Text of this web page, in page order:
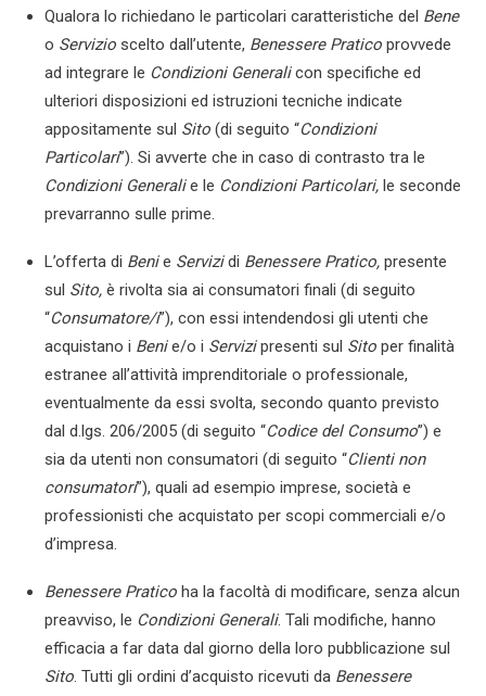
Qualora lo richiedano le particolari caratteristiche del Bene
o Servizio scelto dall’utente, Benessere Pratico provvede
ad integrare le Condizioni Generalicon specifiche ed
ulteriori disposizioni ed istruzioni tecniche indicate
appositamente sul Sito (di seguito “Condizioni
Particolari”). Si avverte che in caso di contrasto tra le
Condizioni Generalie le Condizioni Particolari, le seconde
prevarranno sulle prime.
L’offerta di Benie Servizidi Benessere Pratico, presente
sul Sito, è rivolta sia ai consumatori finali (di seguito
“Consumatore/i”), con essi intendendosi gli utenti che
acquistano i Benie/o i Servizipresenti sul Sito per finalità
estranee all’attività imprenditoriale o professionale,
eventualmente da essi svolta, secondo quanto previsto
dal d.lgs. 206/2005 (di seguito “Codice del Consumo”) e
sia da utenti non consumatori (di seguito “Clienti non
consumatori”), quali ad esempio imprese, società e
professionisti che acquistato per scopi commerciali e/o
d’impresa.
Benessere Pratico ha la facoltà di modificare, senza alcun
preavviso, le Condizioni Generali. Tali modifiche, hanno
efficacia a far data dal giorno della loro pubblicazione sul
Sito. Tutti gli ordini d’acquisto ricevuti da Benessere